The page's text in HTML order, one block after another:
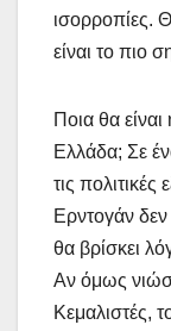
ισορροπίες.
είναι το πιο
Ποια θα
Ελλάδα; Σε
τις πολιτικές
Ερντογάν δεν
θα βρίσκει
Αν όμως
Κεμαλιστές,